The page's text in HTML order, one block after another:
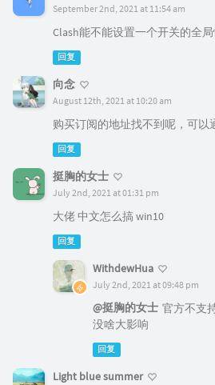
September 2nd, 2021 at 11:54 am
Clash能不能设置一个开关的全局
回复
向念
August 12th, 2021 at 10:20 am
购买订阅的地址找不到呢，可以
回复
挺胸的女士
July 2nd, 2021 at 01:31 pm
大佬 中文怎么搞 win10
回复
WithdewHua
July 2nd, 2021 at 09:48 pm
@挺胸的女士 官方不支
没啥大影响
回复
Light blue summer